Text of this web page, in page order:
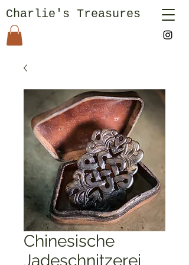
Charlie's Treasures
Chinesische
Jadeschnitzerei